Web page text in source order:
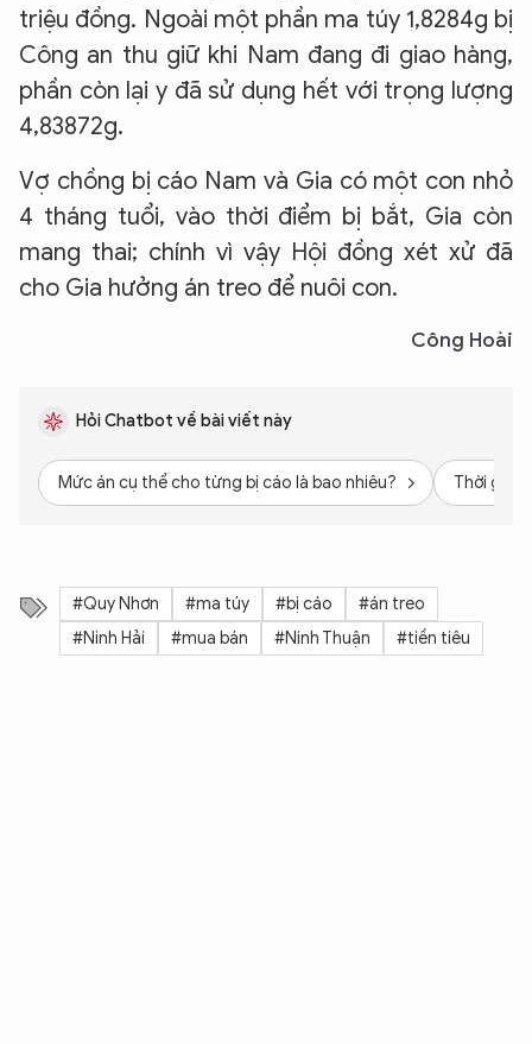
triệu đồng. Ngoài một phần ma túy 1,8284g bị
Công an thu giữ khi Nam đang đi giao hàng,
phần còn lại y đã sử dụng hết với trọng lượng
4,83872g.
Vợ chồng bị cáo Nam và Gia có một con nhỏ
4 tháng tuổi, vào thời điểm bị bắt, Gia còn
mang thai; chính vì vậy Hội đồng xét xử đã
cho Gia hưởng án treo để nuôi con.
Công Hoài
Hỏi Chatbot về bài viết này
Mức án cụ thể cho từng bị cáo là bao nhiêu? Thời gian
#Quy Nhơn #ma túy #bị cáo
#án treo
#Ninh Hải
#mua bán #Ninh Thuận #tiền tiêu